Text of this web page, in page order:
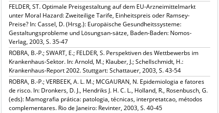
FELDER, ST. Optimale Preisgestaltung auf dem EU-Arzneimittelmarkt
unter Moral Hazard: Zweiteilige Tarife, Einheitspreis oder Ramsey-
Preise? In: Cassel, D. (Hrsg.): Europäische Gesundheitssysteme:
Gestaltungsprobleme und Lösungsan-sätze, Baden-Baden: Nomos-
Verlag, 2003, S. 35-47
ROBRA, B.-P.; SWART, E.; FELDER, S. Perspektiven des Wettbewerbs im
Krankenhaus-Sektor. In: Arnold, M.; Klauber, J.; Schellschmidt, H.:
Krankenhaus-Report 2002. Stuttgart: Schattauer, 2003, S. 43-54
ROBRA, B.-P.; VERBEEK, A. L. M.; MCGAURAN, N. Epidemiologia e fatores
de risco. In: Dronkers, D. J., Hendriks J. H. C. L., Holland, R., Rosenbusch, G.
(eds): Mamografia prática: patologia, técnicas, interpretatcao, métodos
complementares. Rio de Janeiro: Revinter, 2003, S. 40-45